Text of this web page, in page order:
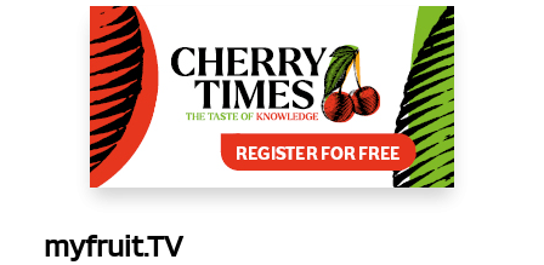
myfruit.TV